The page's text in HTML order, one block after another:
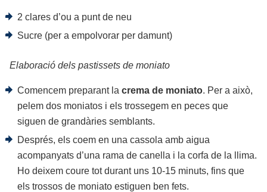
2 clares d’ou a punt de neu
Sucre (per a empolvorar per damunt)
Elaboració dels pastissets de moniato
Comencem preparant la crema de moniato. Per a això,
pelem dos moniatos i els trossegem en peces que
siguen de grandàries semblants.
Després, els coem en una cassola amb aigua
acompanyats d’una rama de canella i la corfa de la llima.
Ho deixem coure tot durant uns 10-15 minuts, fins que
els trossos de moniato estiguen ben fets.